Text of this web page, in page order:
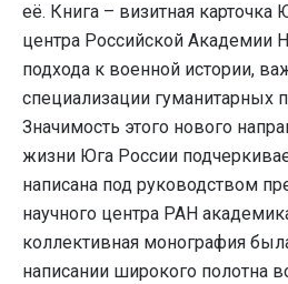
её. Книга – визитная карточка
центра Российской Академии
подхода к военной истории,
специализации гуманитарных
Значимость этого нового
жизни Юга России
написана под руководством
научного центра РАН
коллективная монография
написании широкого полотна